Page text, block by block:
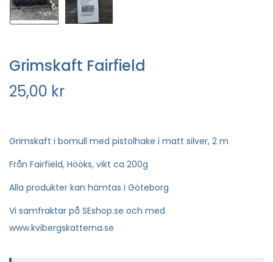
Grimskaft Fairfield
25,00 kr
Grimskaft i bomull med pistolhake i matt silver, 2 m
Från Fairfield, Hööks, vikt ca 200g
Alla produkter kan hämtas i Göteborg
Vi samfraktar på SEshop.se och med
www.kvibergskatterna.se